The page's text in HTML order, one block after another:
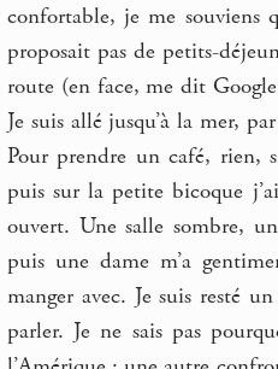
confortable, je me souviens
proposait pas de petits-
route (en face, me dit
Je suis allé jusqu’à la mer,
Pour prendre un café, rien,
puis sur la petite bicoque
ouvert. Une salle sombre,
puis une dame m’a
manger avec. Je suis resté
parler. Je ne sais pas